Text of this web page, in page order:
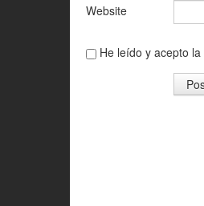
Website
He leído y acepto la